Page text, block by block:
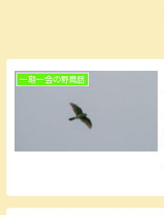
一期一会の野鳥話